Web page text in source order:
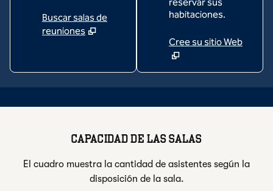
Buscar salas de
reuniones
habitaciones.
Cree su sitio Web
1/16
CAPACIDAD DE LAS SALAS
El cuadro muestra la cantidad de asistentes según la
disposición de la sala.